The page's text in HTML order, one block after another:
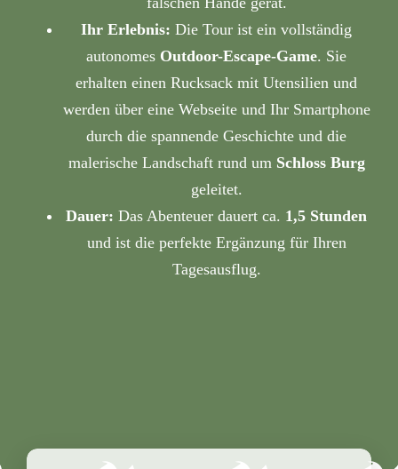
Ihr Erlebnis: Die Tour ist ein vollständig
autonomes Outdoor-Escape-Game. Sie
erhalten einen Rucksack mit Utensilien und
werden über eine Webseite und Ihr Smartphone
durch die spannende Geschichte und die
malerische Landschaft rund um Schloss Burg
geleitet.
Dauer: Das Abenteuer dauert ca. 1,5 Stunden
und ist die perfekte Ergänzung für Ihren
Tagesausflug.